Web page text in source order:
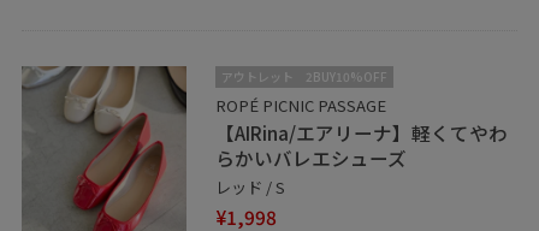
アウトレット 2BUY10%OFF
ROPÉ PICNIC PASSAGE
【AIRina/エアリーナ】軽くてやわ
らかいバレエシューズ
レッド / S
¥1,998